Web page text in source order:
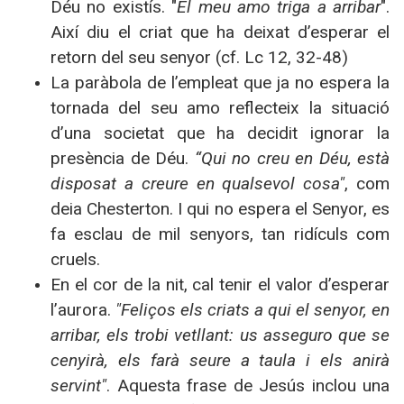
Déu no existís. "El meu amo triga a arribar".
Així diu el criat que ha deixat d’esperar el
retorn del seu senyor (cf. Lc 12, 32-48)
La paràbola de l’empleat que ja no espera la
tornada del seu amo reflecteix la situació
d’una societat que ha decidit ignorar la
presència de Déu. “Qui no creu en Déu, està
disposat a creure en qualsevol cosa", com
deia Chesterton. I qui no espera el Senyor, es
fa esclau de mil senyors, tan ridículs com
cruels.
En el cor de la nit, cal tenir el valor d’esperar
l’aurora. "Feliços els criats a qui el senyor, en
arribar, els trobi vetllant: us asseguro que se
cenyirà, els farà seure a taula i els anirà
servint". Aquesta frase de Jesús inclou una